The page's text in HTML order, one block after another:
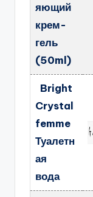
яющий
крем-
гель
(50ml)
Bright
Crystal
femme
Туалетн
ая
вода